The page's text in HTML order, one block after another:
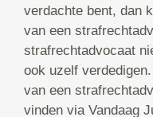
verdachte bent, dan
van een
strafrechtadvocaat
ook uzelf
van een
vinden via Vandaag